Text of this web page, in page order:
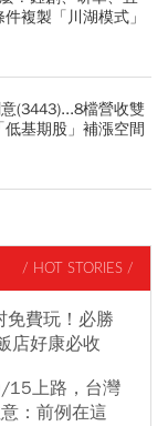
複製「川湖模式」
(3443)...8檔營收雙
基期股」補漲空間
/ HOT STORIES /
免費玩！必勝
店好康必收
15上路，台灣
：前例在這